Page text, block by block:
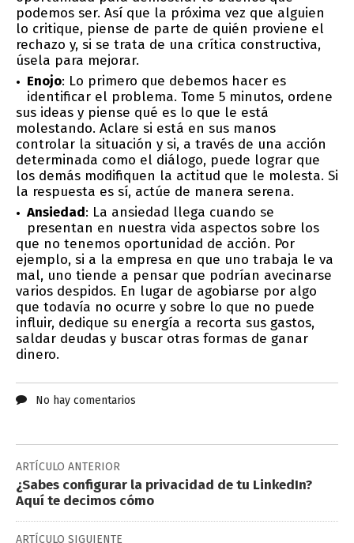
podemos ser. Así que la próxima vez que alguien
lo critique, piense de parte de quién proviene el
rechazo y, si se trata de una crítica constructiva,
úsela para mejorar.
Enojo: Lo primero que debemos hacer es
identificar el problema. Tome 5 minutos, ordene
sus ideas y piense qué es lo que le está
molestando. Aclare si está en sus manos
controlar la situación y si, a través de una acción
determinada como el diálogo, puede lograr que
los demás modifiquen la actitud que le molesta. Si
la respuesta es sí, actúe de manera serena.
Ansiedad: La ansiedad llega cuando se
presentan en nuestra vida aspectos sobre los
que no tenemos oportunidad de acción. Por
ejemplo, si a la empresa en que uno trabaja le va
mal, uno tiende a pensar que podrían avecinarse
varios despidos. En lugar de agobiarse por algo
que todavía no ocurre y sobre lo que no puede
influir, dedique su energía a recorta sus gastos,
saldar deudas y buscar otras formas de ganar
dinero.
No hay comentarios
ARTÍCULO ANTERIOR
¿Sabes configurar la privacidad de tu LinkedIn?
Aquí te decimos cómo
ARTÍCULO SIGUIENTE